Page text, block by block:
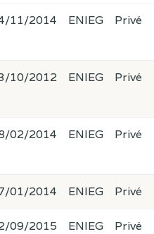
11/2014 ENIEG Privé
10/2012 ENIEG Privé
02/2014 ENIEG Privé
01/2014 ENIEG Privé
09/2015 ENIEG Privé